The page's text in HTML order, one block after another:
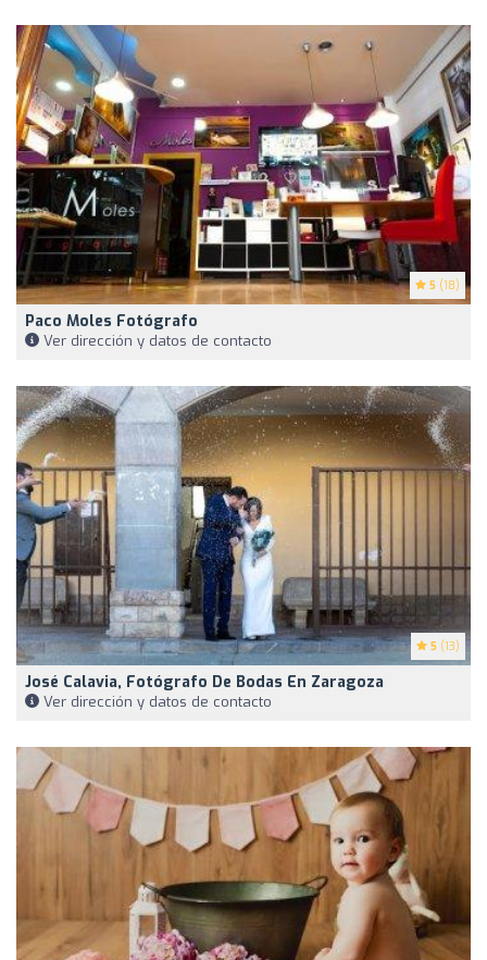
5 (18)
Paco Moles Fotógrafo
Ver dirección y datos de contacto
5 (13)
José Calavia, Fotógrafo De Bodas En Zaragoza
Ver dirección y datos de contacto